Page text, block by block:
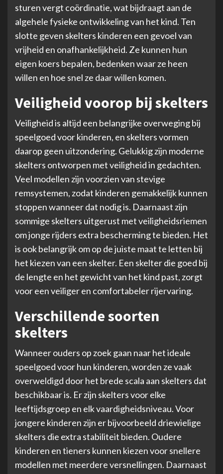
sturen vergt coördinatie, wat bijdraagt aan de
algehele fysieke ontwikkeling van het kind. Ten
slotte geven skelters kinderen een gevoel van
vrijheid en onafhankelijkheid. Ze kunnen hun
eigen koers bepalen, bedenken waar ze heen
willen en hoe snel ze daar willen komen.
Veiligheid voorop bij skelters
Veiligheid is altijd een belangrijke overweging bij
speelgoed voor kinderen, en skelters vormen
daarop geen uitzondering. Gelukkig zijn moderne
skelters ontworpen met veiligheid in gedachten.
Veel modellen zijn voorzien van stevige
remsystemen, zodat kinderen gemakkelijk kunnen
stoppen wanneer dat nodig is. Daarnaast zijn
sommige skelters uitgerust met veiligheidsriemen
om jonge rijders extra bescherming te bieden. Het
is ook belangrijk om op de juiste maat te letten bij
het kiezen van een skelter. Een skelter die goed bij
de lengte en het gewicht van het kind past, zorgt
voor een veiliger en comfortabeler rijervaring.
Verschillende soorten
skelters
Wanneer ouders op zoek gaan naar het ideale
speelgoed voor hun kinderen, worden ze vaak
overweldigd door het brede scala aan skelters dat
beschikbaar is. Er zijn skelters voor elke
leeftijdsgroep en elk vaardigheidsniveau. Voor
jongere kinderen zijn er bijvoorbeeld driewielige
skelters die extra stabiliteit bieden. Oudere
kinderen en tieners kunnen kiezen voor snellere
modellen met meerdere versnellingen. Daarnaast